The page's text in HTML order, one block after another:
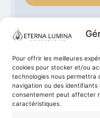
Pour offrir les meilleures
cookies pour stocker et/ou
technologies nous permettra
navigation ou des
consentement peut affecter
caractéristiques.
Notre Histoire
Obligation